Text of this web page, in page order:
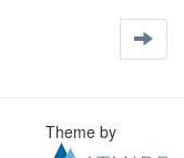
Theme by